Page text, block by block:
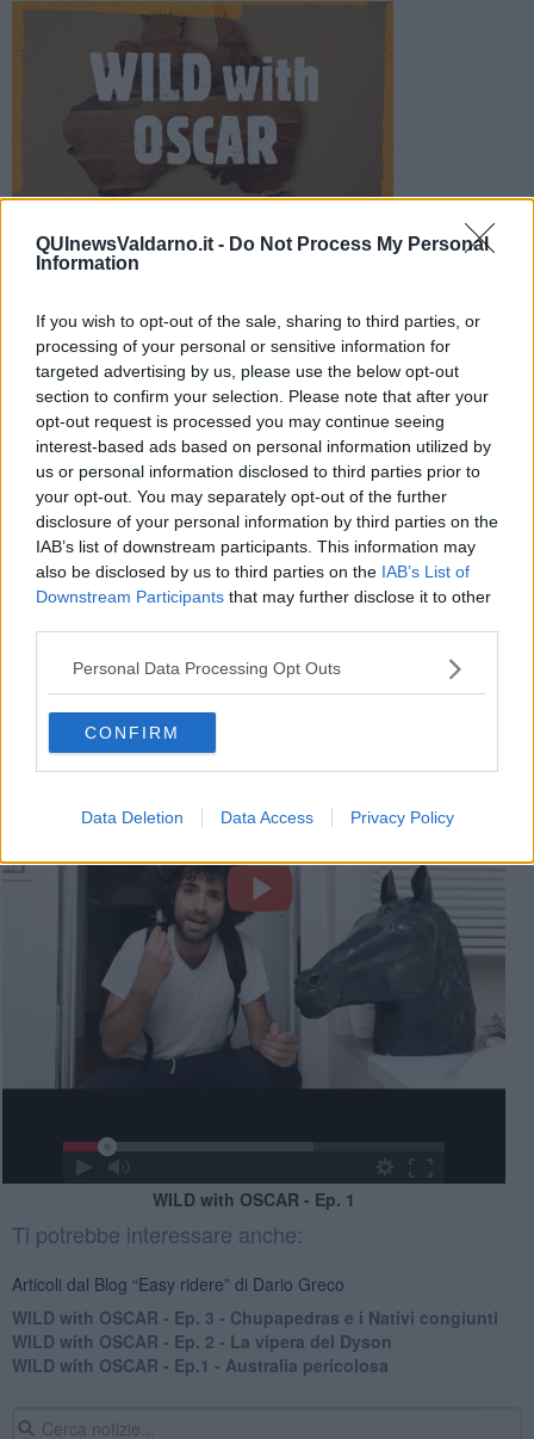
QUInewsValdarno.it - Do Not Process My Personal
Information
If you wish to opt-out of the sale, sharing to third parties, or
processing of your personal or sensitive information for
targeted advertising by us, please use the below opt-out
section to confirm your selection. Please note that after your
opt-out request is processed you may continue seeing
interest-based ads based on personal information utilized by
us or personal information disclosed to third parties prior to
your opt-out. You may separately opt-out of the further
disclosure of your personal information by third parties on the
IAB’s list of downstream participants. This information may
also be disclosed by us to third parties on the IAB’s List of
Downstream Participants that may further disclose it to other
Personal Data Processing Opt Outs
CONFIRM
Data Deletion Data Access Privacy Policy
pericoloso dell'Australia.
Dario Greco
Se vuoi leggere le notizie principali della Toscana iscriviti alla
Newsletter QUInews - ToscanaMedia.Arriva gratis tutti i giorni
alle 20:00 direttamente nella tua casella di posta.
Basta cliccareQUI
Videogallery
WILD with OSCAR - Ep. 1
Ti potrebbe interessare anche:
Articoli dal Blog “Easy ridere” di Dario Greco
WILD with OSCAR - Ep. 3 - Chupapedras e i Nativi congiunti
WILD with OSCAR - Ep. 2 - La vipera del Dyson
WILD with OSCAR - Ep.1 - Australia pericolosa